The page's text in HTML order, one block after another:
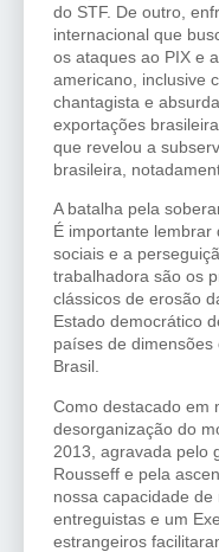
do STF. De outro,
internacional que
os ataques ao PIX e
americano, inclusive
chantagista e
exportações
que revelou a
brasileira,
A batalha pela
É importante
sociais e a
trabalhadora são os
clássicos de erosão
Estado democrático
países de
Brasil.
Como destacado em
desorganização do
2013, agravada pelo
Rousseff e pela
nossa capacidade
entreguistas e um
estrangeiros